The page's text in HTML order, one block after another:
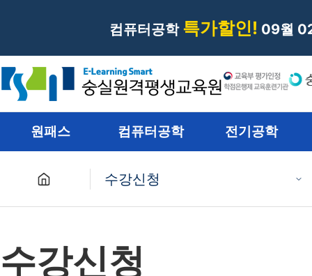
컴퓨터공학 특가할인! 09월
원패스 컴퓨터공학 전기공학
수강신청
컴퓨터공학
수강신청